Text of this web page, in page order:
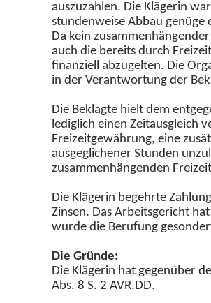
auszuzahlen. Die Klägerin
stundenweise Abbau
Da kein
auch die bereits durch
finanziell abzugelten. Die
in der Verantwortung der
Die Beklagte hielt dem
lediglich einen Zeitausgleich
Freizeitgewährung, eine
ausgeglichener Stunden
zusammenhängenden
Die Klägerin begehrte
Zinsen. Das Arbeitsgericht
wurde die Berufung
Die Gründe:
Die Klägerin hat gegenüber
Abs. 8 S. 2 AVR.DD.